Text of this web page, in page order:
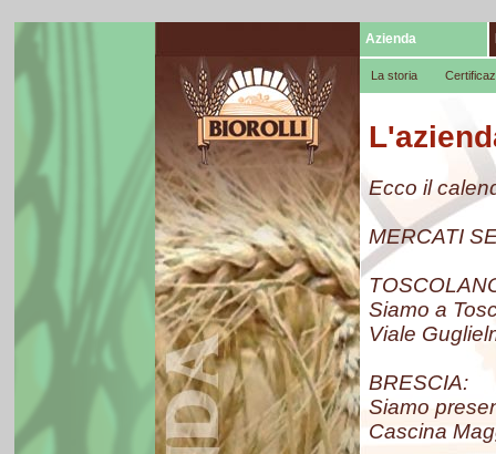
Azienda
La storia
Ecco il
MERCATI
Siamo a
Viale
BRESCIA:
Siamo
Cascina